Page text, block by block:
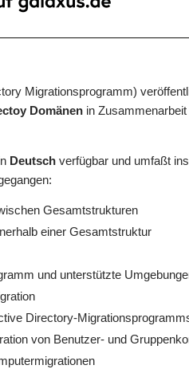
Migrationsprogramm)
Domänen in
Deutschverfügbar und umfaßt
Gesamtstrukturen
einer Gesamtstruktur
und unterstützte
Directory-
von Benutzer- und